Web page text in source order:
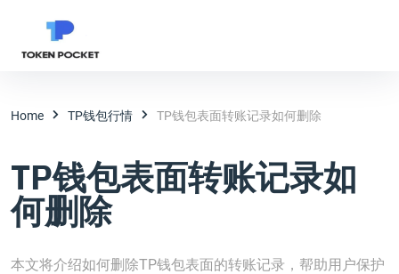
Home TP钱包行情 TP钱包表面转账记录如何删除
TP钱包表面转账记录如
何删除
本文将介绍如何删除TP钱包表面的转账记录，帮助用户保护